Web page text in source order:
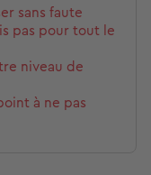
sans faute
pas pour tout le
niveau de
à ne pas